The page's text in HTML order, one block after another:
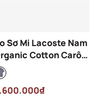
Sơ Mi Lacoste Nam
Cotton Carô
Regular
522 Màu
Đậm